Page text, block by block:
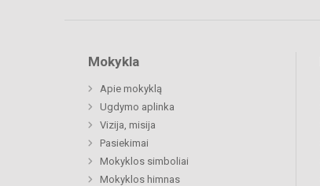
Mokykla
Apie mokyklą
Ugdymo aplinka
Vizija, misija
Pasiekimai
Mokyklos simboliai
Mokyklos himnas